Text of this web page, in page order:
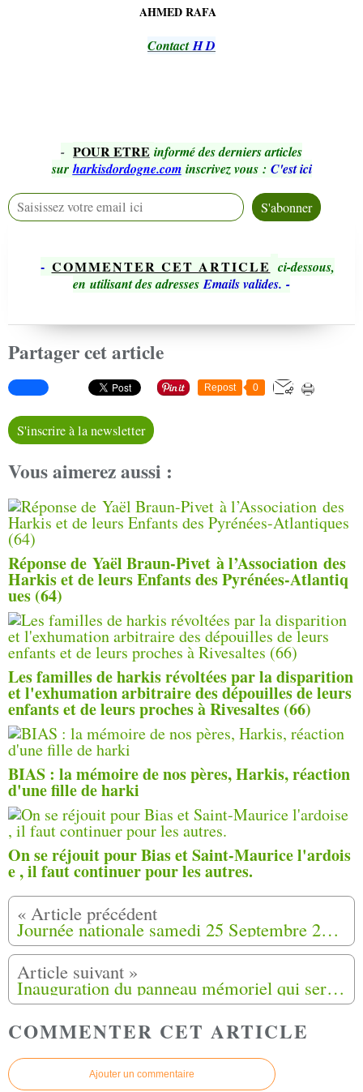
AHMED RAFA
Contact H D
- POUR ETRE informé des derniers articles
sur harkisdordogne.com inscrivez vous : C'est ici
- COMMENTER CET ARTICLE ci-dessous,
en utilisant des adressesEmails valides. -
Partager cet article
Repost 0
S'inscrire à la newsletter
Vous aimerez aussi :
Réponse de Yaël Braun-Pivet à l’Association des
Harkis et de leurs Enfants des Pyrénées-Atlantiq
ues (64)
Les familles de harkis révoltées par la disparition
et l'exhumation arbitraire des dépouilles de leurs
enfants et de leurs proches à Rivesaltes (66)
BIAS : la mémoire de nos pères, Harkis, réaction
d'une fille de harki
On se réjouit pour Bias et Saint-Maurice l'ardois
e , il faut continuer pour les autres.
Journée nationale samedi 25 Septembre 2021 ( Hommage aux harkis et autres membres des formations supplétives )
Inauguration du panneau mémoriel qui sera installé aux côtés de la stèle du Souvenir à Beaurières (26)
COMMENTER CET ARTICLE
Ajouter un commentaire